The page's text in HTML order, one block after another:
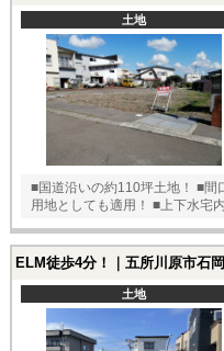
土地
■国道沿いの約110坪土地！ ■間
用地としても適用！ ■上下水宅
土地